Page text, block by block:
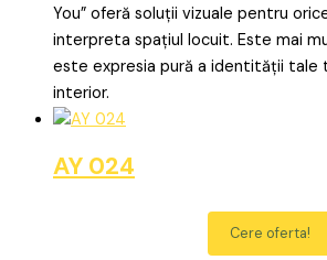
You” oferă soluții vizuale pentru
interpreta spațiul locuit. Este mai
este expresia pură a identității tale
interior.
AY 024
Cere oferta!